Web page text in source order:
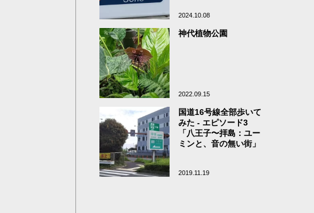
2024.10.08
神代植物公園
2022.09.15
国道16号線全部歩いて
みた - エピソード3
「八王子〜拝島：ユー
ミンと、音の無い街」
2019.11.19